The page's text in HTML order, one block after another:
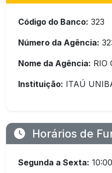
Código do Banco: 323
Número da Agência:
Nome da Agência: RIO
Instituição: ITAÚ
Horários de
Segunda a Sexta: